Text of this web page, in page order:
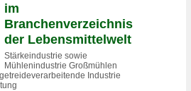
im
Branchenverzeichnis
der Lebensmittelwelt
Stärkeindustrie sowie
Mühlenindustrie Großmühlen
Industrie